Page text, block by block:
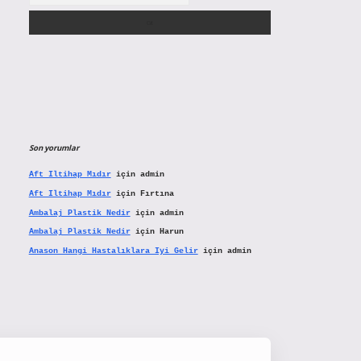
Son yorumlar
Aft Iltihap Mıdıriçin admin
Aft Iltihap Mıdıriçin Fırtına
Ambalaj Plastik Nediriçin admin
Ambalaj Plastik Nediriçin Harun
Anason Hangi Hastalıklara Iyi Geliriçin admin